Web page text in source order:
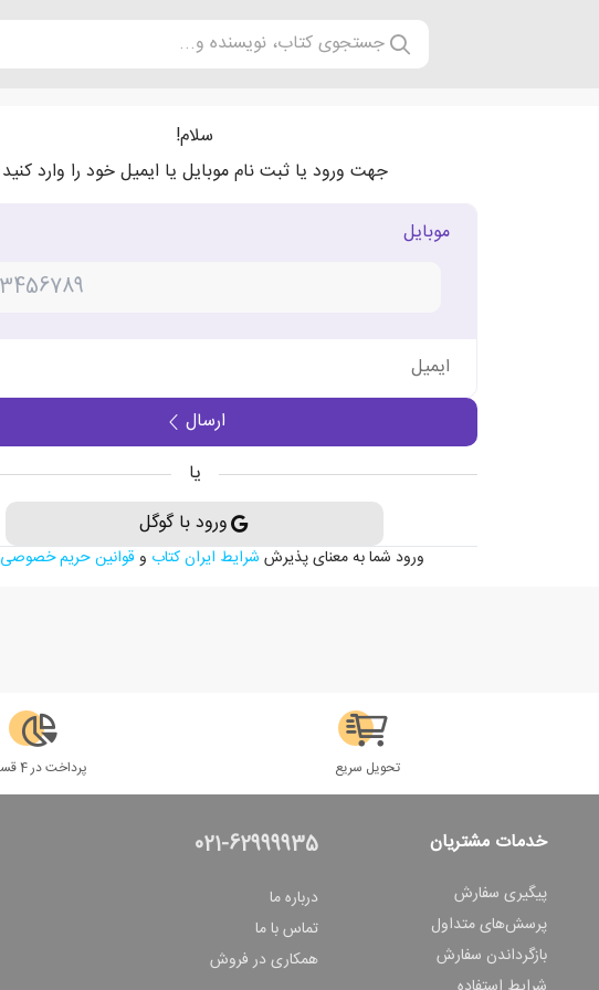
جستجوی کتاب، نویسنده و...
سلام!
جهت ورود یا ثبت نام موبایل یا ایمیل خود را وارد کنید
موبایل
ایمیل
ارسال
یا
ورود با گوگل
ورود شما به معنای پذیرش شرایط ایران کتاب و قوانین حریم خصوصی
تحویل سریع پرداخت در 4 قسط
خدمات مشتریان
پیگیری سفارش
پرسش‌های متداول
بازگرداندن سفارش
021-62999935
درباره ما
تماس با ما
همکاری در فروش